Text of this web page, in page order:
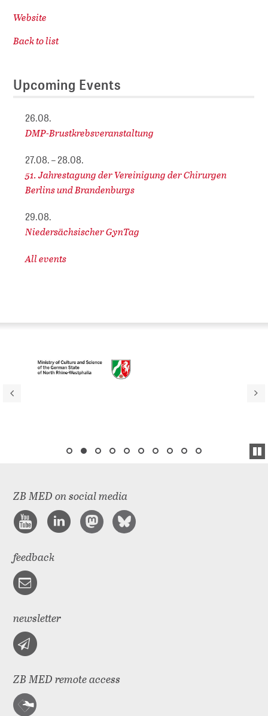
Website
Back to list
Upcoming Events
26.08.
DMP-Brustkrebsveranstaltung
27.08. – 28.08.
51. Jahrestagung der Vereinigung der Chirurgen
Berlins und Brandenburgs
29.08.
Niedersächsischer GynTag
All events
ZB MED on social media
feedback
newsletter
ZB MED remote access